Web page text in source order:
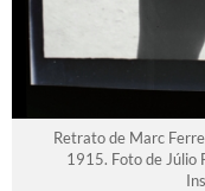
Retrato de Marc
1915. Foto de Júlio